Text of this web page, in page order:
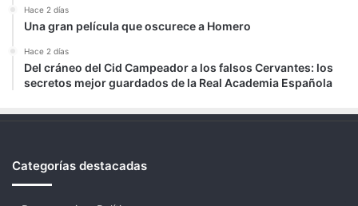
Hace 2 días
Una gran película que oscurece a Homero
Hace 2 días
Del cráneo del Cid Campeador a los falsos Cervantes: los
secretos mejor guardados de la Real Academia Española
Categorías destacadas